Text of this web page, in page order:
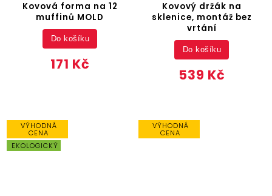
Kovová forma na 12
muffinů MOLD
171 Kč
Do košíku
Kovový držák na
sklenice, montáž bez
vrtání
539 Kč
Do košíku
VÝHODNÁ
CENA
EKOLOGICKÝ
VÝHODNÁ
CENA